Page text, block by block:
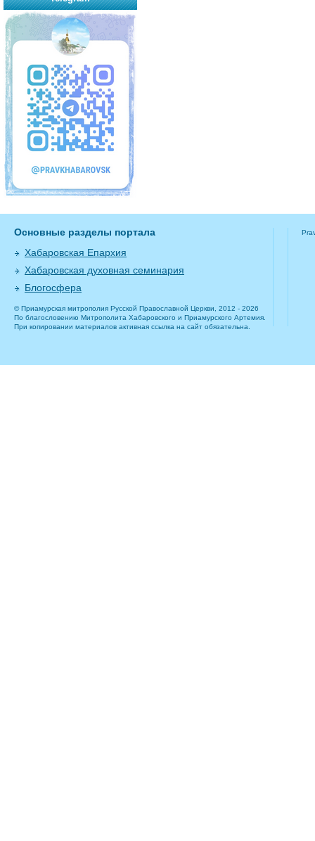
Основные разделы портала
Хабаровская Епархия
Хабаровская духовная семинария
Блогосфера
© Приамурская митрополия Русской Православной Церкви, 2012 - 2026
По благословению Митрополита Хабаровского и Приамурского Артемия.
При копировании материалов активная ссылка на сайт обязательна.